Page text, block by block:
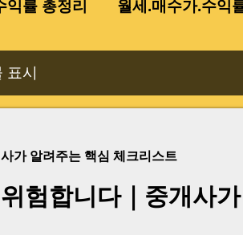
익률 총정리 월세.매수가.수익
표시
가 알려주는 핵심 체크리스트
험합니다｜중개사